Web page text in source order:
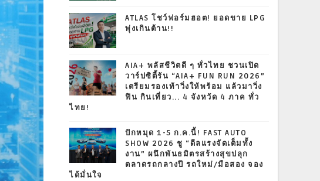
ATLAS โชว์ฟอร์มฮอต! ยอดขาย LPG
พุ่งเกินต้าน!!
AIA+ พลัสชีวิตดี ๆ ทั่วไทย ชวนเปิด
วาร์ปซิตี้รัน “AIA+ FUN RUN 2026”
เตรียมรองเท้าวิ่งให้พร้อม แล้วมาวิ่ง
ฟิน กินเที่ยว... 4 จังหวัด 4 ภาค ทั่ว
ไทย!
ปักหมุด 1-5 ก.ค.นี้! FAST AUTO
SHOW 2026 ชู “ดีลแรงจัดเต็มทั้ง
งาน” ผนึกพันธมิตรสร้างสุขปลุก
ตลาดรถกลางปี รถใหม่/มือสอง จอง
ได้มั่นใจ